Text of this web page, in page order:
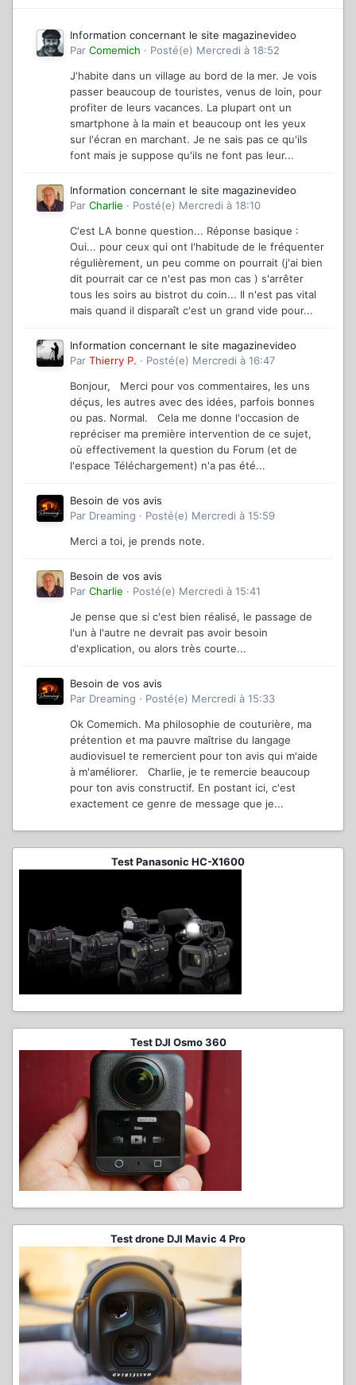
Information concernant le site magazinevideo
Par Comemich · Posté(e) Mercredi à 18:52
J'habite dans un village au bord de la mer. Je vois
passer beaucoup de touristes, venus de loin, pour
profiter de leurs vacances. La plupart ont un
smartphone à la main et beaucoup ont les yeux
sur l'écran en marchant. Je ne sais pas ce qu'ils
font mais je suppose qu'ils ne font pas leur...
Information concernant le site magazinevideo
Par Charlie · Posté(e) Mercredi à 18:10
C'est LA bonne question... Réponse basique :
Oui... pour ceux qui ont l'habitude de le fréquenter
régulièrement, un peu comme on pourrait (j'ai bien
dit pourrait car ce n'est pas mon cas ) s'arrêter
tous les soirs au bistrot du coin... Il n'est pas vital
mais quand il disparaît c'est un grand vide pour...
Information concernant le site magazinevideo
Par Thierry P. · Posté(e) Mercredi à 16:47
Bonjour, Merci pour vos commentaires, les uns
déçus, les autres avec des idées, parfois bonnes
ou pas. Normal. Cela me donne l'occasion de
repréciser ma première intervention de ce sujet,
où effectivement la question du Forum (et de
l'espace Téléchargement) n'a pas été...
Besoin de vos avis
Par Dreaming · Posté(e) Mercredi à 15:59
Merci a toi, je prends note.
Besoin de vos avis
Par Charlie · Posté(e) Mercredi à 15:41
Je pense que si c'est bien réalisé, le passage de
l'un à l'autre ne devrait pas avoir besoin
d'explication, ou alors très courte...
Besoin de vos avis
Par Dreaming · Posté(e) Mercredi à 15:33
Ok Comemich. Ma philosophie de couturière, ma
prétention et ma pauvre maîtrise du langage
audiovisuel te remercient pour ton avis qui m'aide
à m'améliorer. Charlie, je te remercie beaucoup
pour ton avis constructif. En postant ici, c'est
exactement ce genre de message que je...
Test Panasonic HC-X1600
Test DJI Osmo 360
Test drone DJI Mavic 4 Pro